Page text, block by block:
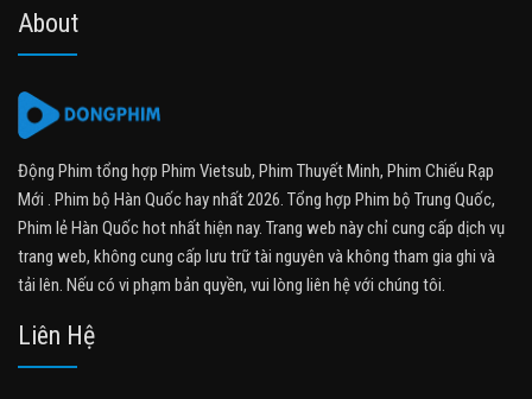
About
Động Phim tổng hợp Phim Vietsub, Phim Thuyết Minh, Phim Chiếu Rạp
Mới . Phim bộ Hàn Quốc hay nhất 2026. Tổng hợp Phim bộ Trung Quốc,
Phim lẻ Hàn Quốc hot nhất hiện nay. Trang web này chỉ cung cấp dịch vụ
trang web, không cung cấp lưu trữ tài nguyên và không tham gia ghi và
tải lên. Nếu có vi phạm bản quyền, vui lòng liên hệ với chúng tôi.
Liên Hệ